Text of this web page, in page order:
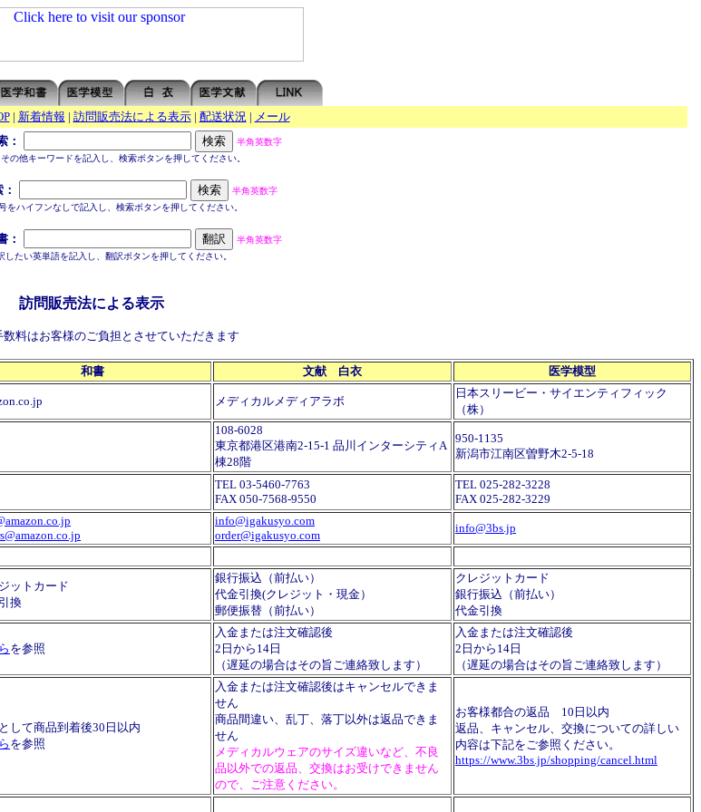
| 新着情報 | 訪問販売法による表示| 配送状況| メール
：
半角英数字
の他キーワードを記入し、検索ボタンを押してください。
半角英数字
をハイフンなしで記入し、検索ボタンを押してください。
：
半角英数字
したい英単語を記入し、翻訳ボタンを押してください。
訪問販売法による表示
数料はお客様のご負担とさせていただきます
和書 文献 白衣 医学模型
メディカルメディアラボ
日本スリービー・サイエンティフィック
（株）
108-6028
東京都港区港南2-15-1 品川インターシティA
棟28階
950-1135
新潟市江南区曽野木2-5-18
TEL 03-5460-7763
FAX 050-7568-9550
TEL 025-282-3228
FAX 025-282-3229
info@igakusyo.com
order@igakusyo.com
info@3bs.jp
ットカード
換
銀行振込（前払い）
代金引換(クレジット・現金）
郵便振替（前払い）
クレジットカード
銀行振込（前払い）
代金引換
を参照
入金または注文確認後
2日から14日
（遅延の場合はその旨ご連絡致します）
入金または注文確認後
2日から14日
（遅延の場合はその旨ご連絡致します）
して商品到着後30日以内
を参照
入金または注文確認後はキャンセルできま
せん
商品間違い、乱丁、落丁以外は返品できま
せん
メディカルウェアのサイズ違いなど、不良
品以外での返品、交換はお受けできません
ので、ご注意ください。
お客様都合の返品 10日以内
返品、キャンセル、交換についての詳しい
内容は下記をご参照ください。
https://www.3bs.jp/shopping/cancel.html